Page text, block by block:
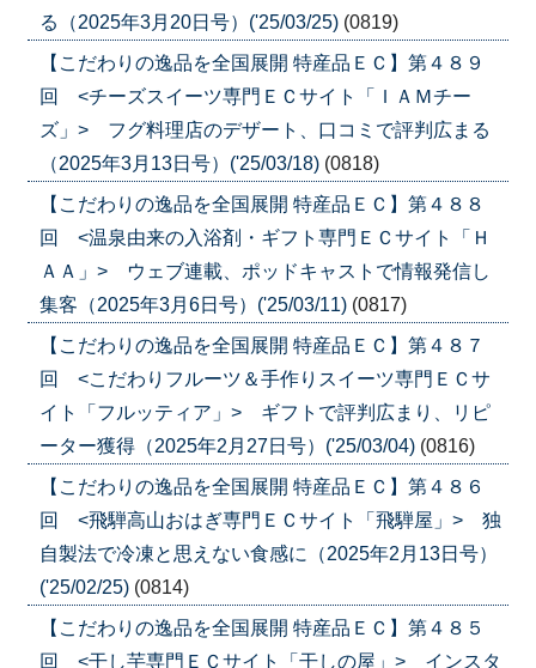
る（2025年3月20日号）('25/03/25) (0819)
【こだわりの逸品を全国展開 特産品ＥＣ】第４８９
回 <チーズスイーツ専門ＥＣサイト「ＩＡＭチー
ズ」> フグ料理店のデザート、口コミで評判広まる
（2025年3月13日号）('25/03/18) (0818)
【こだわりの逸品を全国展開 特産品ＥＣ】第４８８
回 <温泉由来の入浴剤・ギフト専門ＥＣサイト「Ｈ
ＡＡ」> ウェブ連載、ポッドキャストで情報発信し
集客（2025年3月6日号）('25/03/11) (0817)
【こだわりの逸品を全国展開 特産品ＥＣ】第４８７
回 <こだわりフルーツ＆手作りスイーツ専門ＥＣサ
イト「フルッティア」> ギフトで評判広まり、リピ
ーター獲得（2025年2月27日号）('25/03/04) (0816)
【こだわりの逸品を全国展開 特産品ＥＣ】第４８６
回 <飛騨高山おはぎ専門ＥＣサイト「飛騨屋」> 独
自製法で冷凍と思えない食感に（2025年2月13日号）
('25/02/25) (0814)
【こだわりの逸品を全国展開 特産品ＥＣ】第４８５
回 <干し芋専門ＥＣサイト「干しの屋」> インスタ